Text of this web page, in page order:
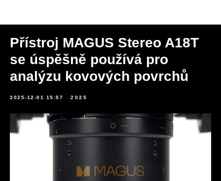
Přístroj MAGUS Stereo A18T
se úspěšně používá pro
analýzu kovových povrchů
2025-12-01 15:57 2025